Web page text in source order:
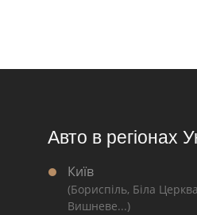
Авто в регіонах
Київ
(Бориспіль, Біла
Вишневе...)